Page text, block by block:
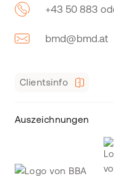
+43 50 883
bmd@bmd.at
Clientsinfo
Auszeichnungen